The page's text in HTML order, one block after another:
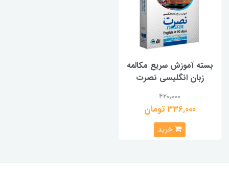
بسته آموزش سریع مکالمه
زبان انگلیسی نصرت
420,000
336,000 تومان
خرید